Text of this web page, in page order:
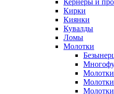
Кернеры и
Кирки
Киянки
Кувалды
Ломы
Молотки